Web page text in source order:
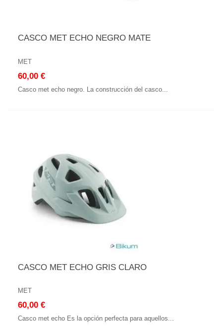
CASCO MET ECHO NEGRO MATE
MET
60,00 €
Casco met echo negro. La construcción del casco...
CASCO MET ECHO GRIS CLARO
MET
60,00 €
Casco met echo Es la opción perfecta para aquellos...